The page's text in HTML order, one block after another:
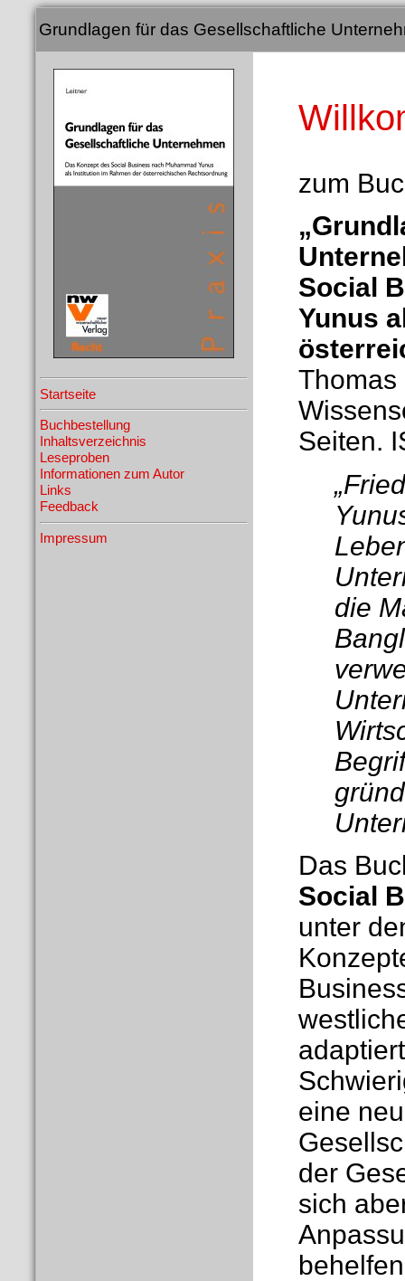
Grundlagen für das Gesellschaftliche
Startseite
Buchbestellung
Inhaltsverzeichnis
Leseproben
Informationen zum Autor
Links
Feedback
Impressum
zum
Social
Yunus
Thomas
Seiten.
die
Das
Social
unter
eine
der
sich